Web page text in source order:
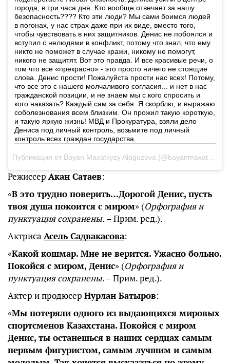
города, в три часа дня. Кто вообще отвечает за нашу
безопасность???? Кто эти люди? Мы сами боимся людей
в погонах, у нас страх даже при их виде, вместо того,
чтобы чувствовать в них защитников. Денис не побоялся и
вступил с нелюдями в конфликт, потому что знал, что ему
никто не поможет в случае кражи, никому не помогут,
никого не защитят. Вот это правда. И все красивые речи, о
том что все «прекрасно» - это просто ничего не стоящие
слова. Денис прости! Пожалуйста прости нас всех! Потому,
что все это с нашего молчаливого согласия... и нет в нас
гражданской позиции, и не знаем мы с кого спросить и
кого наказать? Каждый сам за себя. Я скорблю, и выражаю
соболезнования всем близким. Он прожил такую короткую,
и такую яркую жизнь! МВД и Прокуратура, взяли дело
Дениса под личный контроль, возьмите под личный
контроль всех граждан государства.
Публикация от Bayan Maxatkyzy Alaguzova (@bayanmaxatkyzy)
Режиссер Акан Сатаев:
«В это трудно поверить…Дорогой Денис, пусть
твоя душа покоится с миром» (Орфография и
пунктуация сохранены. – Прим. ред.).
Актриса Асель Садвакасова:
«Какой кошмар. Мне не верится. Ужасно больно.
Покойся с миром, Денис» (Орфография и
пунктуация сохранены. – Прим. ред.).
Актер и продюсер Нурлан Батыров:
«Мы потеряли одного из выдающихся мировых
спортсменов Казахстана. Покойся с миром
Денис, ты останешься в наших сердцах самым
первым фигуристом, самым лучшим и самым